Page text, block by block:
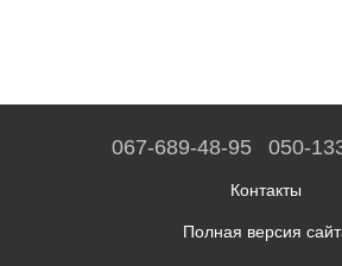
067-689-48-95 050-
Контакты
Полная версия